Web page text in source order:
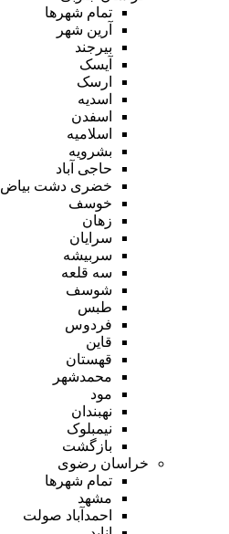
تمام شهر‌ها
آرین شهر
بیرجند
آیسک
ارسک
اسدیه
اسفدن
اسلامیه
بشرویه
حاجی آباد
خضری دشت بیاض
خوسف
زهان
سرایان
سربیشه
سه قلعه
شوسف
طبس
فردوس
قاین
قهستان
محمدشهر
مود
نهبندان
نیمبلوک
بازگشت
خراسان رضوی
تمام شهر‌ها
مشهد
احمدآباد صولت